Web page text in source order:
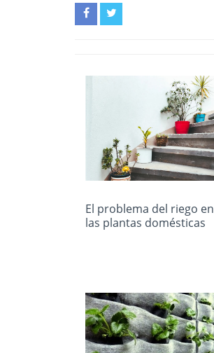
El problema del riego en
las plantas domésticas